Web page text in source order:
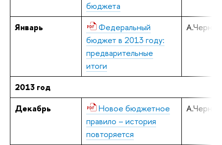
бюджета
Январь
Федеральный
бюджет в 2013 году:
предварительные
итоги
2013 год
Декабрь
Новое бюджетное
правило – история
повторяется